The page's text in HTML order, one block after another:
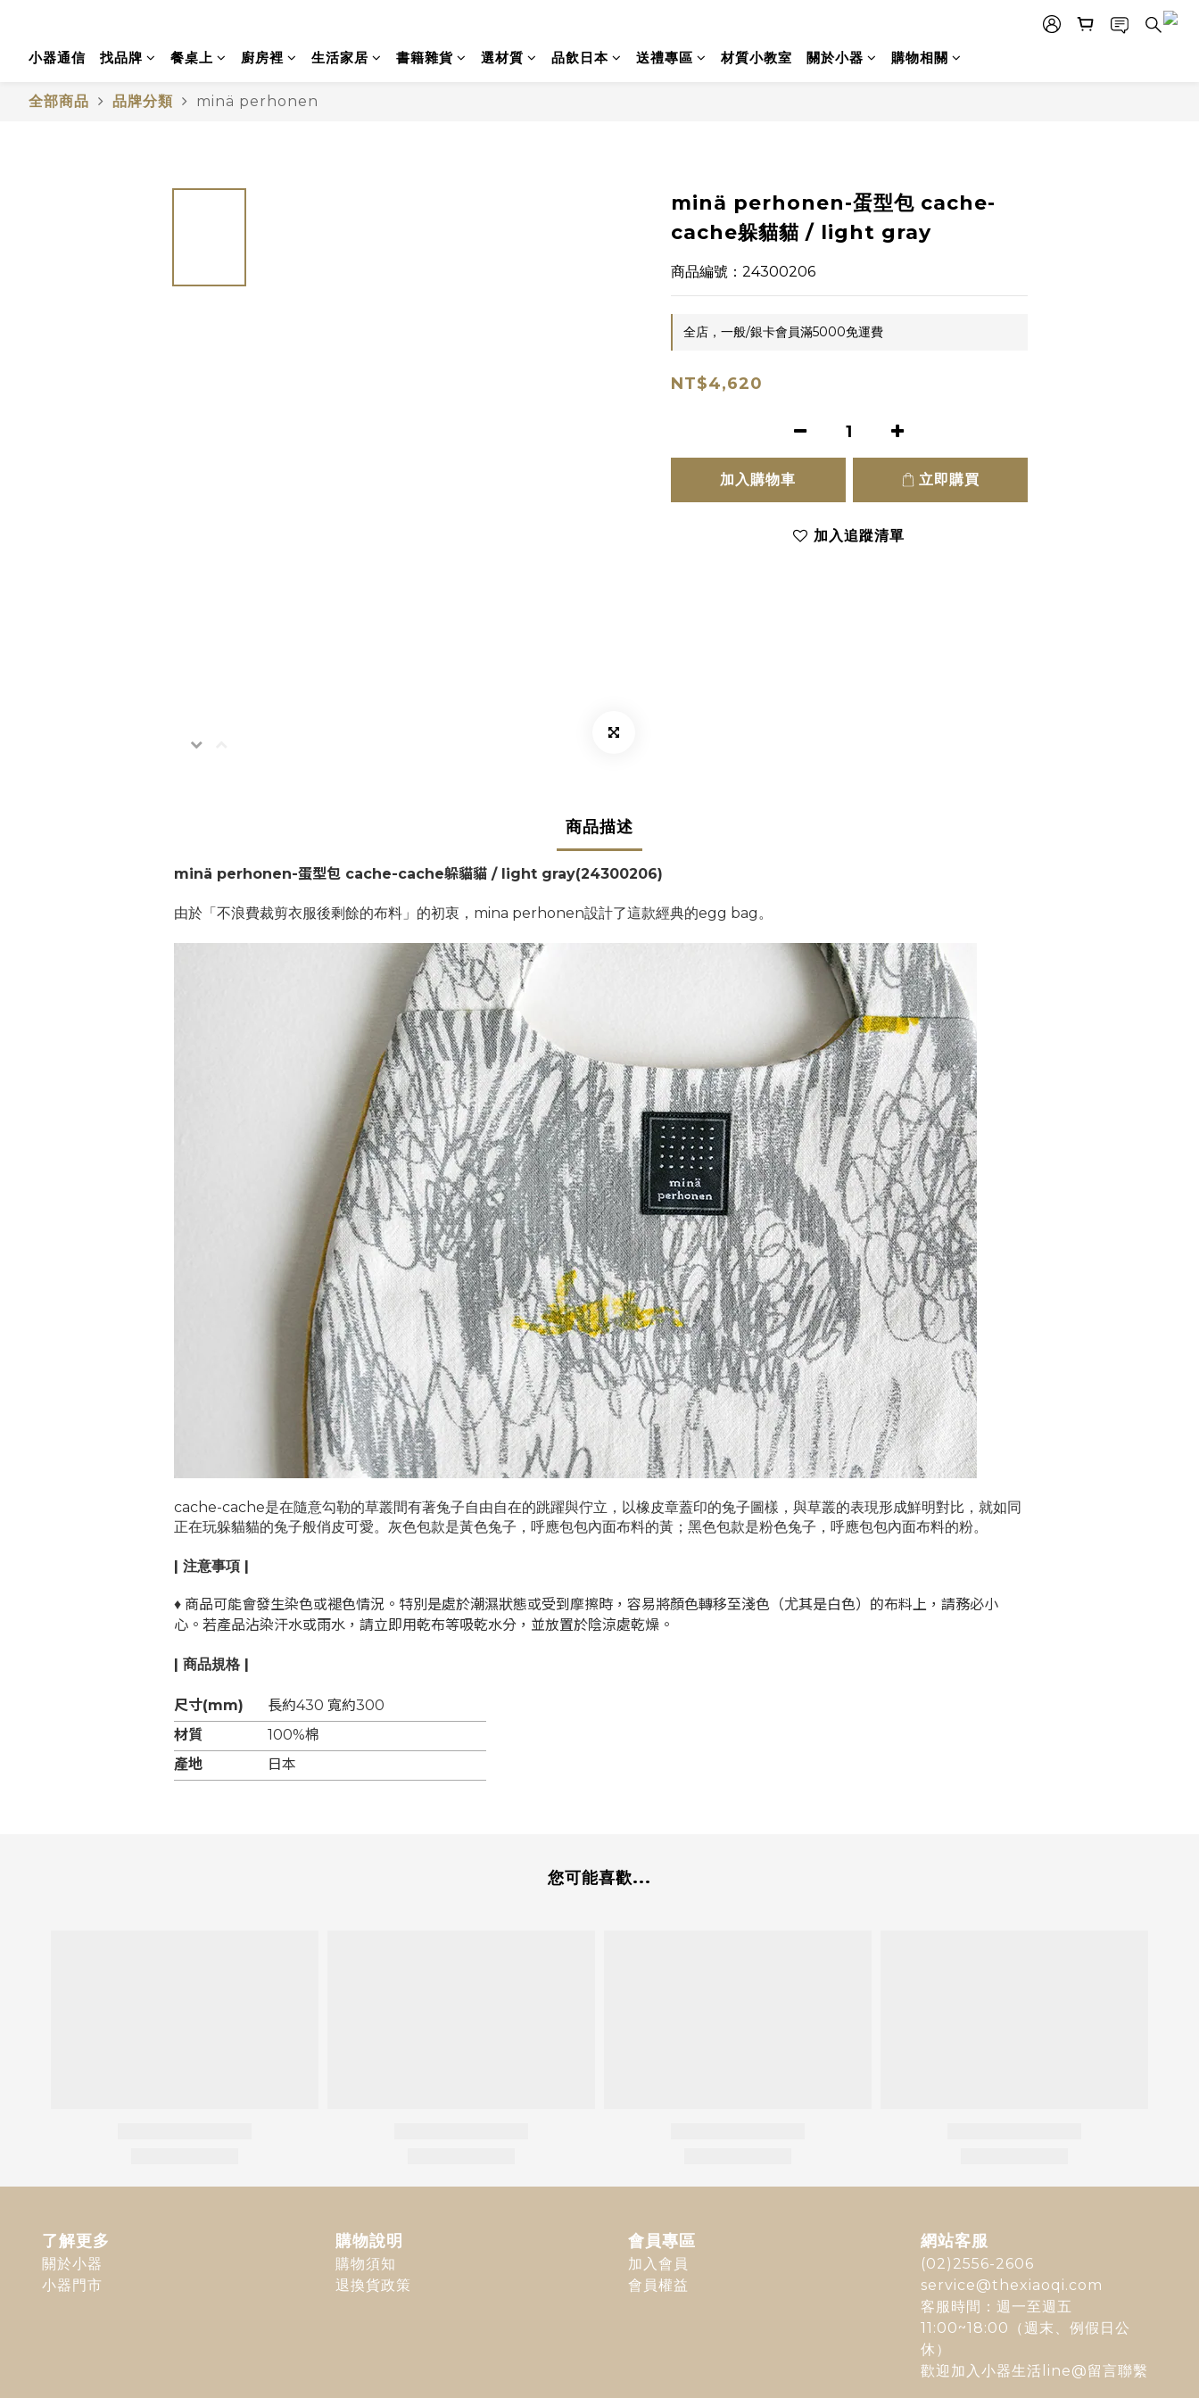
小器通信 找品牌 餐桌上 廚房裡 生活家居 書籍雜貨 選材質 品飲日本 送禮專區 材質小教室 關於小器 購物相關
全部商品 品牌分類 minä perhonen
minä perhonen-蛋型包 cache-
cache躲貓貓 / light gray
商品編號：24300206
全店，一般/銀卡會員滿5000免運費
NT$4,620
加入購物車 立即購買
加入追蹤清單
商品描述
minä perhonen-蛋型包 cache-cache躲貓貓 / light gray(24300206)
由於「不浪費裁剪衣服後剩餘的布料」的初衷，mina perhonen設計了這款經典的egg bag。
cache-cache是在隨意勾勒的草叢間有著兔子自由自在的跳躍與佇立，以橡皮章蓋印的兔子圖樣，與草叢的表現形成鮮明對比，就如同
正在玩躲貓貓的兔子般俏皮可愛。灰色包款是黃色兔子，呼應包包內面布料的黃；黑色包款是粉色兔子，呼應包包內面布料的粉。
| 注意事項 |
♦ 商品可能會發生染色或褪色情況。特別是處於潮濕狀態或受到摩擦時，容易將顏色轉移至淺色（尤其是白色）的布料上，請務必小
心。若產品沾染汗水或雨水，請立即用乾布等吸乾水分，並放置於陰涼處乾燥。
| 商品規格 |
尺寸(mm)
長約430 寬約300
材質
100%棉
產地
日本
您可能喜歡...
了解更多
關於小器
小器門市
購物說明
購物須知
退換貨政策
會員專區
加入會員
會員權益
網站客服
(02)2556-2606
service@thexiaoqi.com
客服時間：週一至週五
11:00~18:00（週末、例假日公
休）
歡迎加入 小器生活line@留言聯繫